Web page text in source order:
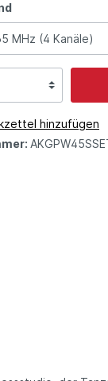
hinzufügen